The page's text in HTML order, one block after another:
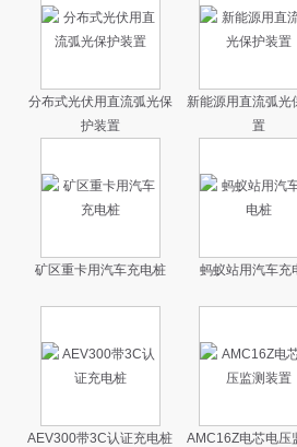
分布式光伏用直流弧光保
护装置
新能源用直流弧光
置
矿区重卡用汽车充电桩 蚂蚁站用汽车充
AEV300带3C认证充电桩
AMC16Z电芯电压